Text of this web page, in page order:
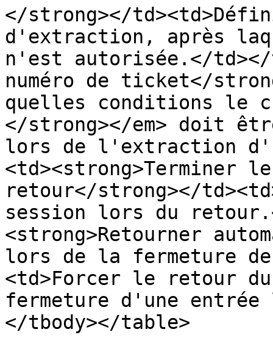
</strong></
d'extraction, après
n'est autorisée.</td></
numéro de ticket</
quelles conditions le
</strong></em> doit
lors de l'extraction
<td><strong>Terminer
retour</strong></
session lors du
<strong>Retourner
lors de la fermeture
<td>Forcer le retour
fermeture d'une
</tbody></table>